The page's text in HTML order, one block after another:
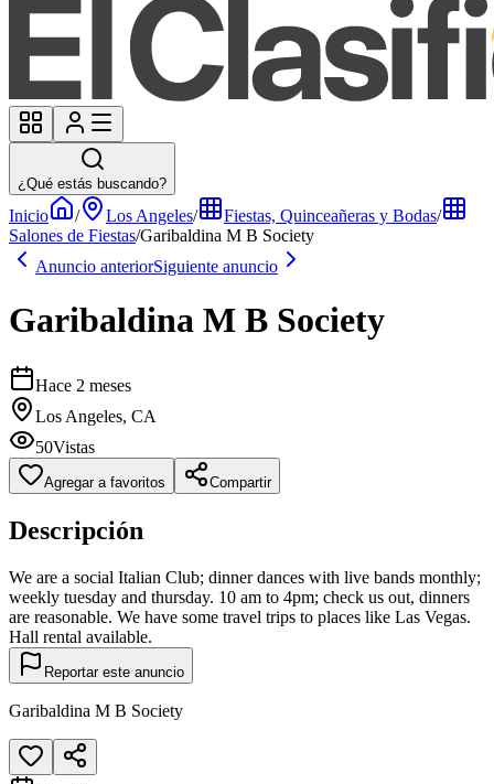
¿Qué estás buscando?
Inicio / Los Angeles/ Fiestas, Quinceañeras y Bodas/
Salones de Fiestas/Garibaldina M B Society
Anuncio anteriorSiguiente anuncio
Garibaldina M B Society
Hace 2 meses
Los Angeles, CA
50Vistas
Agregar a favoritos Compartir
Descripción
We are a social Italian Club; dinner dances with live bands monthly;
weekly tuesday and thursday. 10 am to 4pm; check us out, dinners
are reasonable. We have some travel trips to places like Las Vegas.
Hall rental available.
Reportar este anuncio
Garibaldina M B Society